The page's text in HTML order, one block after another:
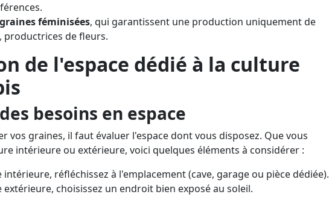
féminisées, qui garantissent une production uniquement de
productrices de fleurs.
de l'espace dédié à la culture
besoins en espace
vos graines, il faut évaluer l'espace dont vous disposez. Que vous
intérieure ou extérieure, voici quelques éléments à considérer :
réfléchissez à l'emplacement (cave, garage ou pièce dédiée).
choisissez un endroit bien exposé au soleil.